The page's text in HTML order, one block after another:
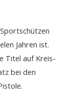
Jahren ist.
Titel auf Kreis-
bei den